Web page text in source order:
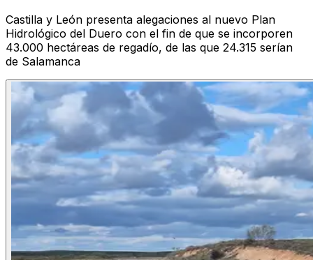
Castilla y León presenta alegaciones al nuevo Plan
Hidrológico del Duero con el fin de que se incorporen
43.000 hectáreas de regadío, de las que 24.315 serían
de Salamanca